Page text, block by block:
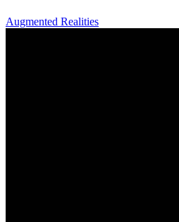
Augmented Realities